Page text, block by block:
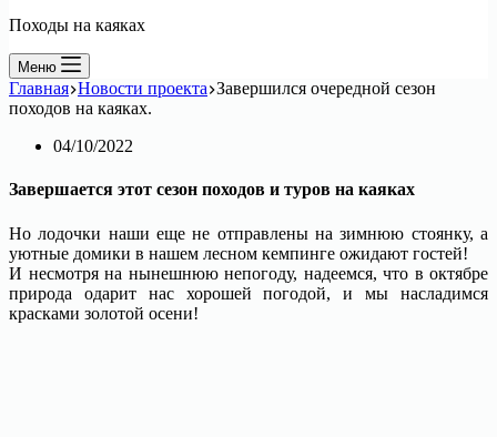
Походы на каяках
Меню
Главная Новости проекта Завершился очередной сезон
походов на каяках.
04/10/2022
Завершается этот сезон походов и туров на каяках
Но лодочки наши еще не отправлены на зимнюю стоянку, а
уютные домики в нашем лесном кемпинге ожидают гостей!
И несмотря на нынешнюю непогоду, надеемся, что в октябре
природа одарит нас хорошей погодой, и мы насладимся
красками золотой осени!